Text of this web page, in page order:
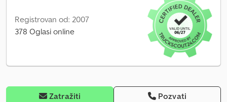
Registrovan od: 2007
378 Oglasi online
Zatražiti Pozvati